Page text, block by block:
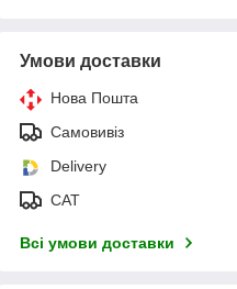
Умови доставки
Нова Пошта
Самовивіз
Delivery
САТ
Всі умови доставки